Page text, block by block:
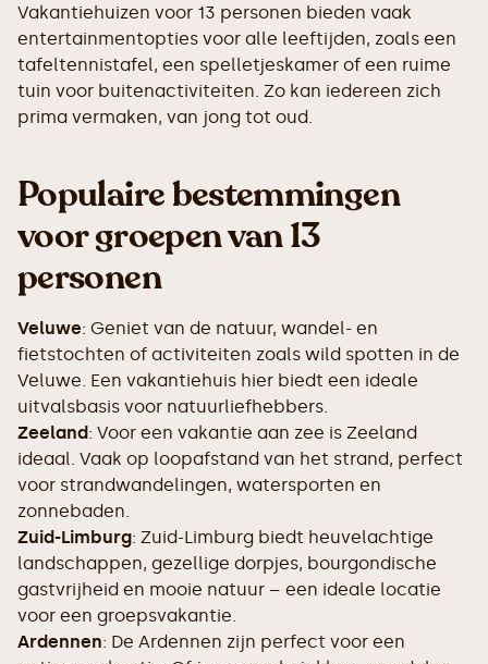
Vakantiehuizen voor 13 personen bieden vaak
entertainmentopties voor alle leeftijden, zoals een
tafeltennistafel, een spelletjeskamer of een ruime
tuin voor buitenactiviteiten. Zo kan iedereen zich
prima vermaken, van jong tot oud.
Populaire bestemmingen
voor groepen van 13
personen
Veluwe: Geniet van de natuur, wandel- en
fietstochten of activiteiten zoals wild spotten in de
Veluwe. Een vakantiehuis hier biedt een ideale
uitvalsbasis voor natuurliefhebbers.
Zeeland: Voor een vakantie aan zee is Zeeland
ideaal. Vaak op loopafstand van het strand, perfect
voor strandwandelingen, watersporten en
zonnebaden.
Zuid-Limburg: Zuid-Limburg biedt heuvelachtige
landschappen, gezellige dorpjes, bourgondische
gastvrijheid en mooie natuur – een ideale locatie
voor een groepsvakantie.
Ardennen: De Ardennen zijn perfect voor een